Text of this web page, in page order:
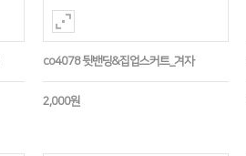
co4078 뒷밴딩&집업스커트_겨자
2,000원